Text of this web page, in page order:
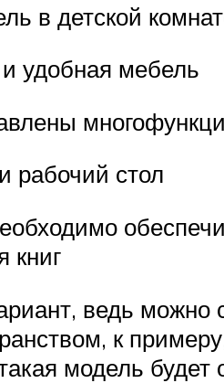
в детской
удобная мебель
рабочий стол
книг
ведь можно
к
модель будет